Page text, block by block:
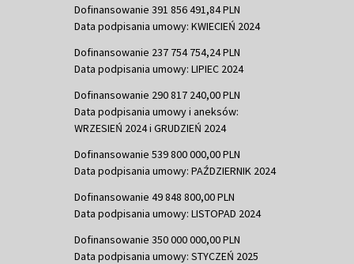
Dofinansowanie 391 856 491,84 PLN
Data podpisania umowy: KWIECIEŃ 2024
Dofinansowanie 237 754 754,24 PLN
Data podpisania umowy: LIPIEC 2024
Dofinansowanie 290 817 240,00 PLN
Data podpisania umowy i aneksów:
WRZESIEŃ 2024 i GRUDZIEŃ 2024
Dofinansowanie 539 800 000,00 PLN
Data podpisania umowy: PAŹDZIERNIK 2024
Dofinansowanie 49 848 800,00 PLN
Data podpisania umowy: LISTOPAD 2024
Dofinansowanie 350 000 000,00 PLN
Data podpisania umowy: STYCZEŃ 2025